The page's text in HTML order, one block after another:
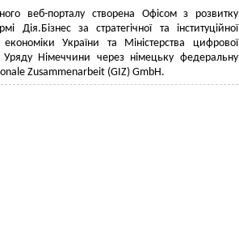
веб-порталу створена Офісом з розвитку
Дія.Бізнес за стратегічної та інституційної
України та Міністерства цифрової
Уряду Німеччини через німецьку федеральну
Zusammenarbeit (GIZ) GmbH.